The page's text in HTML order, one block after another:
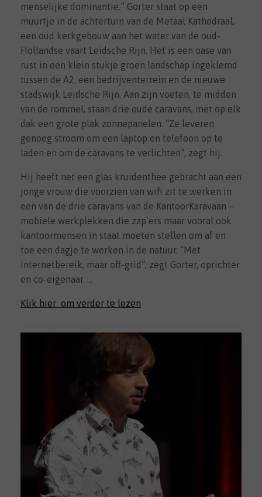
menselijke dominantie.” Gorter staat op een
muurtje in de achtertuin van de Metaal Kathedraal,
een oud kerkgebouw aan het water van de oud-
Hollandse vaart Leidsche Rijn. Het is een oase van
rust in een klein stukje groen landschap ingeklemd
tussen de A2, een bedrijventerrein en de nieuwe
stadswijk Leidsche Rijn. Aan zijn voeten, te midden
van de rommel, staan drie oude caravans, met op elk
dak een grote plak zonnepanelen. “Ze leveren
genoeg stroom om een laptop en telefoon op te
laden en om de caravans te verlichten”, zegt hij.
Hij heeft net een glas kruidenthee gebracht aan een
jonge vrouw die voorzien van wifi zit te werken in
een van de drie caravans van de KantoorKaravaan –
mobiele werkplekken die zzp’ers maar vooral ook
kantoormensen in staat moeten stellen om af en
toe een dagje te werken in de natuur. “Met
internetbereik, maar off-grid”, zegt Gorter, oprichter
en co-eigenaar. …
Klik hier om verder te lezen